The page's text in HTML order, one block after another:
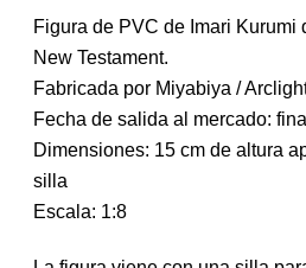
l
a
e
n
t
r
a
d
a
Figura de PVC de Imari
New Testament.
Fabricada por Miyabiya /
Fecha de salida al mercado:
Dimensiones: 15 cm de altura
silla
Escala: 1:8